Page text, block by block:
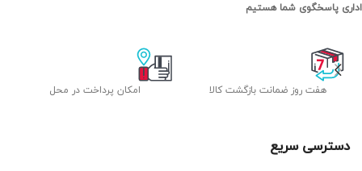
اداری پاسخگوی شما هستیم
هفت روز ضمانت بازگشت کالا امکان پرداخت در محل
دسترسی سریع